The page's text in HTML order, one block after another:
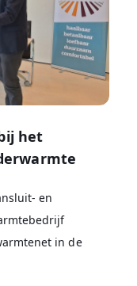
het
en
in de